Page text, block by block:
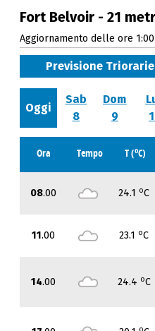
Fort Belvoir - 21
Aggiornamento delle ore 1:00
Previsione Triorarie
Oggi
Sab
8
Dom
9
Ora Tempo T (oC)
08.00 24.1 oC
11.00 23.1 oC
14.00 24.4 oC
o